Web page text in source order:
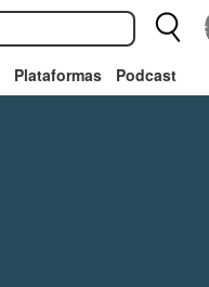
Plataformas Podcast